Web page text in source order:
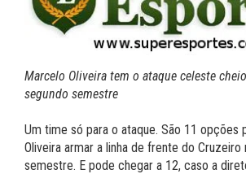
Marcelo Oliveira tem o ataque celeste
segundo semestre
Um time só para o ataque. São 11 opções
Oliveira armar a linha de frente do Cruzeiro
semestre. E pode chegar a 12, caso a